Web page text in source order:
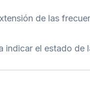
de las
indicar el estado